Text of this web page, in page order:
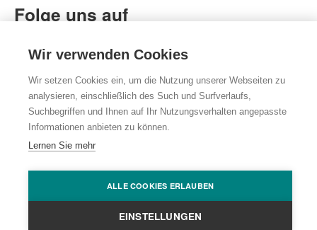
Folge uns auf
LinkedIn
Instagram Instagram
YouTubeYouTube
Impressum| Datenschutz|Cookie Einstellungen
www.karl-karl.com| we develop design and create
Wir verwenden Cookies
Wir setzen Cookies ein, um die Nutzung unserer Webseiten zu
analysieren, einschließlich des Such und Surfverlaufs,
Suchbegriffen und Ihnen auf Ihr Nutzungsverhalten angepasste
Informationen anbieten zu können.
Lernen Sie mehr
ALLE COOKIES ERLAUBEN
EINSTELLUNGEN